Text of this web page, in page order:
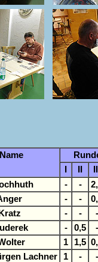
Name
- -
- -
- - -
- 0,5 -
1 1,5
Lachner 1 - -